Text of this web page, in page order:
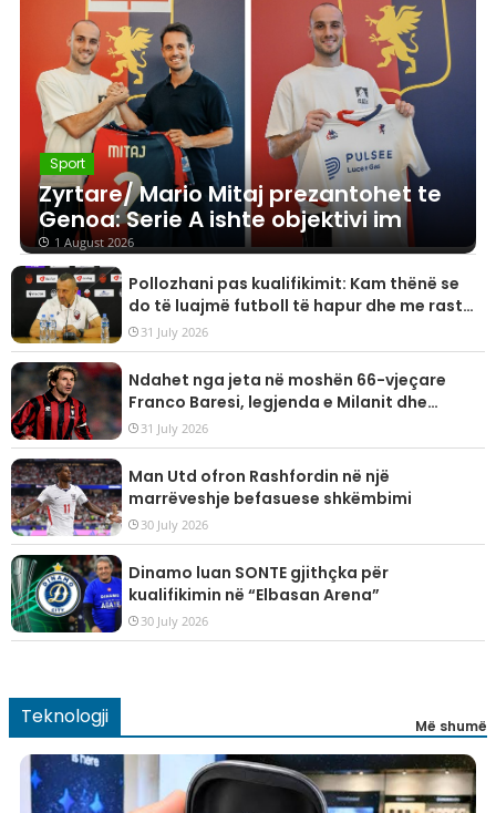
Sport
Zyrtare/ Mario Mitaj prezantohet te
Genoa: Serie A ishte objektivi im
1 August 2026
Pollozhani pas kualifikimit: Kam thënë se
do të luajmë futboll të hapur dhe me raste,
goli do të vijë herët a vonë!
31 July 2026
Ndahet nga jeta në moshën 66-vjeçare
Franco Baresi, legjenda e Milanit dhe
kombëtares së Italisë
31 July 2026
Man Utd ofron Rashfordin në një
marrëveshje befasuese shkëmbimi
30 July 2026
Dinamo luan SONTE gjithçka për
kualifikimin në “Elbasan Arena”
30 July 2026
Teknologji Më shumë